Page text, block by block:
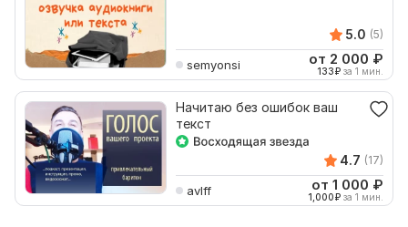
5.0 (5)
semyonsi от 2 000 ₽
133₽ за 1 мин.
Начитаю без ошибок ваш
текст
4.7 (17)
avlff от 1 000 ₽
1,000₽ за 1 мин.